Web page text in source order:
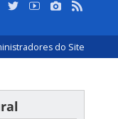
do Site